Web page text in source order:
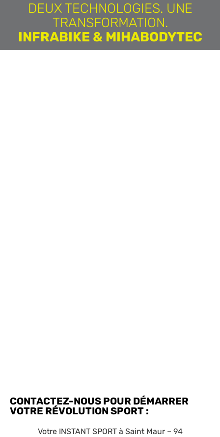
DEUX TECHNOLOGIES. UNE
TRANSFORMATION.
INFRABIKE & MIHABODYTEC
CONTACTEZ-NOUS POUR DÉMARRER
VOTRE RÉVOLUTION SPORT :
Votre INSTANT SPORT à Saint Maur – 94